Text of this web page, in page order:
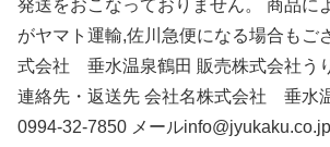
発送をおこなっておりません。 商品に
がヤマト運輸,佐川急便になる場合もご
式会社 垂水温泉鶴田 販売株式会社う
連絡先・返送先 会社名株式会社 垂水
0994-32-7850 メール